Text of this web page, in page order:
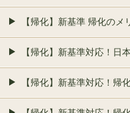
【帰化】新基準 帰化のメ
【帰化】新基準対応！日
【帰化】新基準対応！帰